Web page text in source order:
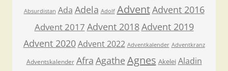
Absurdistan Ada Adela Adolf AdventAdvent 2016
Advent 2017 Advent 2018Advent 2019
Advent 2020 Advent 2022 Adventkalender Adventkranz
Adventskalender Afra Agathe Agnes Akelei Aladin